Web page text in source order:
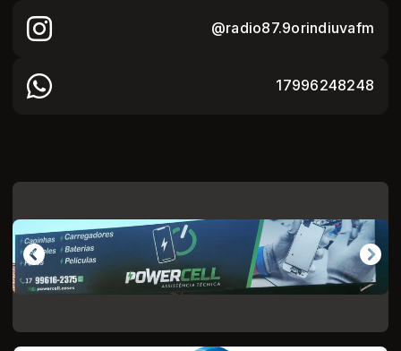
@radio87.9orindiuvafm
17996248248